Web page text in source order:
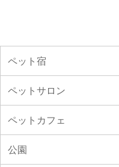
ペット宿
ペットサロン
ペットカフェ
公園